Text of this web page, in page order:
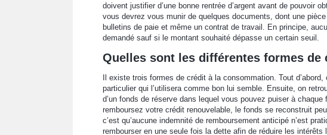
doivent justifier d’une bonne rentrée d’argent avant de pouvoir
vous devrez vous munir de quelques documents, dont une
bulletins de paie et même un contrat de travail. En principe,
demandé sauf si le montant souhaité dépasse un certain seuil.
Quelles sont les différentes formes
Il existe trois formes de crédit à la consommation. Tout
particulier qui l’utilisera comme bon lui semble. Ensuite, on
d’un fonds de réserve dans lequel vous pouvez puiser à
remboursez votre crédit renouvelable, le fonds se reconstruit
c’est qu’aucune indemnité de remboursement anticipé n’est
rembourser en une seule fois la dette afin de réduire les intérêts